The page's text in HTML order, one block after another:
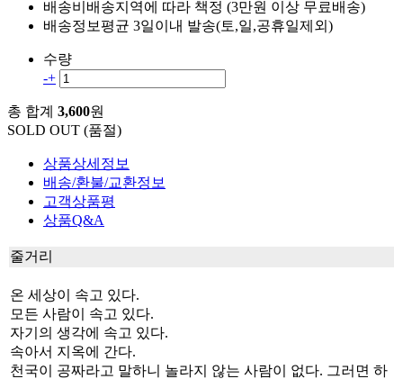
배송비 배송지역에 따라 책정 (3만원 이상 무료배송)
배송정보평균 3일이내 발송(토,일,공휴일제외)
수량
-+
총 합계 3,600원
SOLD OUT (품절)
상품상세정보
배송/환불/교환정보
고객상품평
상품Q&A
줄거리
온 세상이 속고 있다.
모든 사람이 속고 있다.
자기의 생각에 속고 있다.
속아서 지옥에 간다.
천국이 공짜라고 말하니 놀라지 않는 사람이 없다. 그러면 하